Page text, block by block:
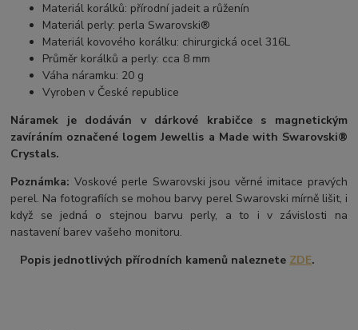
Materiál korálků: přírodní jadeit a růženín
Materiál perly: perla Swarovski®
Materiál kovového korálku: chirurgická ocel 316L
Průměr korálků a perly: cca 8 mm
Váha náramku: 20 g
Vyroben v České republice
Náramek je dodáván v dárkové krabičce s magnetickým
zavíráním označené logem Jewellis a Made with Swarovski®
Crystals.
Poznámka: Voskové perle Swarovski jsou věrné imitace pravých
perel. Na fotografiích se mohou barvy perel Swarovski mírně lišit, i
když se jedná o stejnou barvu perly, a to i v závislosti na
nastavení barev vašeho monitoru.
Popis jednotlivých přírodních kamenů naleznete ZDE.